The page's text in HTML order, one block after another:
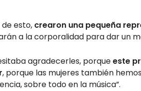
esto, crearon una pequeña
a la corporalidad para dar un
agradecerles, porqueeste
, porque las mujeres también
sobre todo en la música”.